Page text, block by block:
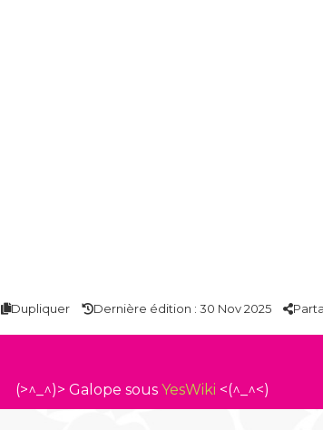
Dupliquer Dernière édition : 30 Nov 2025
(>^_^)> Galope sous YesWiki <(^_^<)